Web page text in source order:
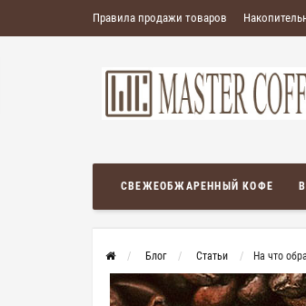
Правила продажи товаров
СВЕЖЕОБЖАРЕННЫЙ КОФЕ
Блог Статьи На что